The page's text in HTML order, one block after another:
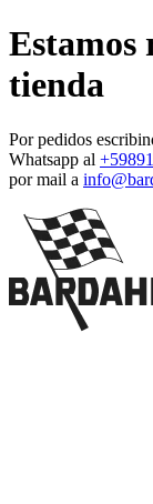
Estamos
tienda
Por pedidos
Whatsapp al
por mail a